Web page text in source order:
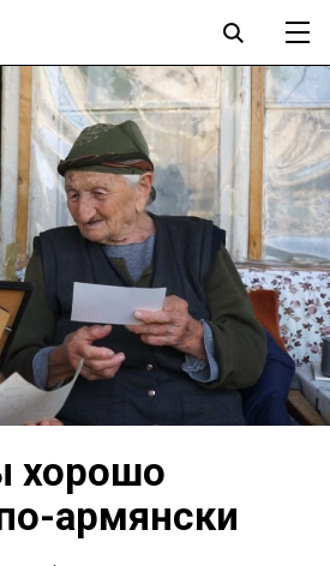
хорошо
армянски